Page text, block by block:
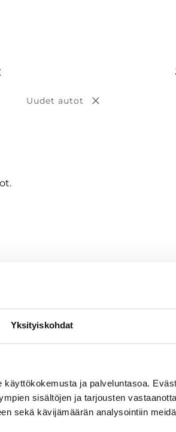
Yksityiskohdat
ja palveluntasoa.
sisältöjen ja tarjousten
sekä kävijämäärän analysointiin
valinta
valinta
Uudet autot Poista valinta